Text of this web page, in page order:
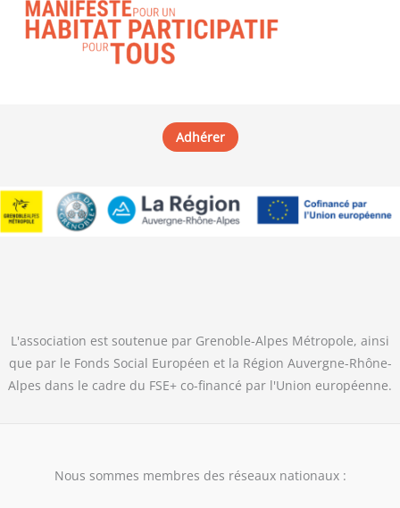
Adhérer
L'association est soutenue par Grenoble-Alpes Métropole, ainsi
que par le Fonds Social Européen et la Région Auvergne-Rhône-
Alpes dans le cadre du FSE+ co-financé par l'Union européenne.
Nous sommes membres des réseaux nationaux :